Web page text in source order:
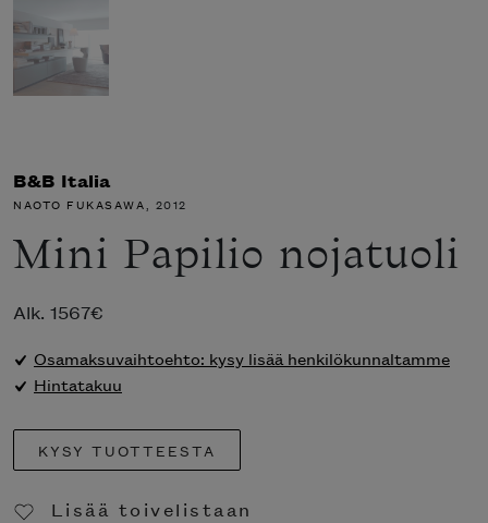
B&B Italia
NAOTO FUKASAWA, 2012
Mini Papilio nojatuoli
Alk. 1567€
Osamaksuvaihtoehto: kysy lisää henkilökunnaltamme
Hintatakuu
KYSY TUOTTEESTA
Lisää toivelistaan